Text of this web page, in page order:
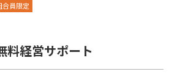
合員限定
料経営サポート